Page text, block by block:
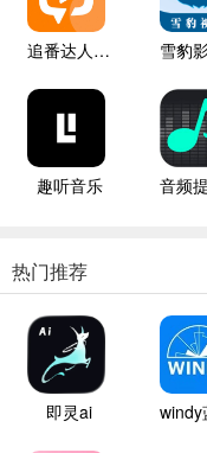
追番达人纯净版
趣听音乐
热门推荐
即灵ai